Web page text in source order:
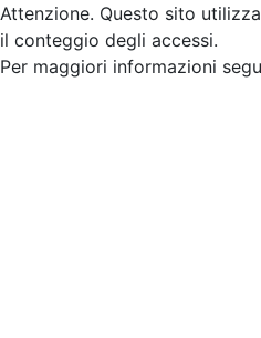
Attenzione. Questo sito
il conteggio degli accessi.
Per maggiori informazioni